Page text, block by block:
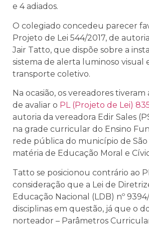
e 4 adiados.
O colegiado concedeu parecer
Projeto de Lei 544/2017, de
Jair Tatto, que dispõe sobre a
sistema de alerta luminoso visual
transporte coletivo.
Na ocasião, os vereadores
de avaliar o PL (Projeto de Lei)
autoria da vereadora Edir Sales
na grade curricular do Ensino
rede pública do município de São
matéria de Educação Moral e
Tatto se posicionou contrário ao
consideração que a Lei de
Educação Nacional (LDB) nº
disciplinas em questão, já que o
norteador – Parâmetros